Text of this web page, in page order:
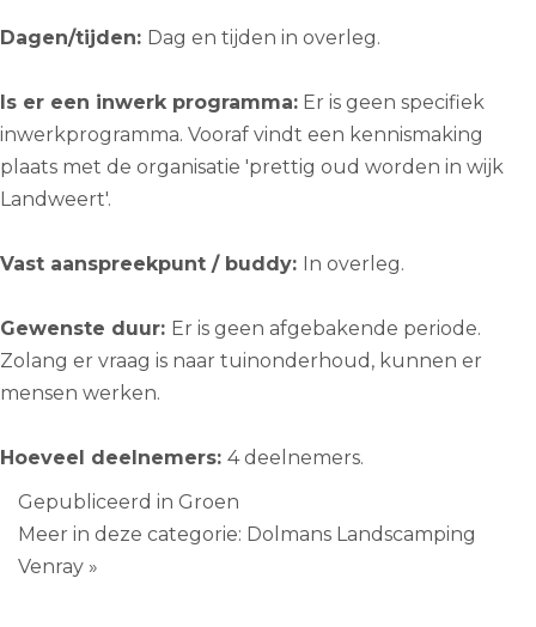
Dagen/tijden: Dag en tijden in overleg.
Is er een inwerk programma: Er is geen specifiek
inwerkprogramma. Vooraf vindt een kennismaking
plaats met de organisatie 'prettig oud worden in wijk
Landweert'.
Vast aanspreekpunt / buddy: In overleg.
Gewenste duur: Er is geen afgebakende periode.
Zolang er vraag is naar tuinonderhoud, kunnen er
mensen werken.
Hoeveel deelnemers: 4 deelnemers.
Gepubliceerd in Groen
Meer in deze categorie: Dolmans Landscamping
Venray »